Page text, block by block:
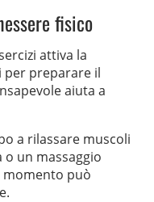
fisico
attiva la
per preparare il
aiuta a
a rilassare muscoli
o un massaggio
momento può